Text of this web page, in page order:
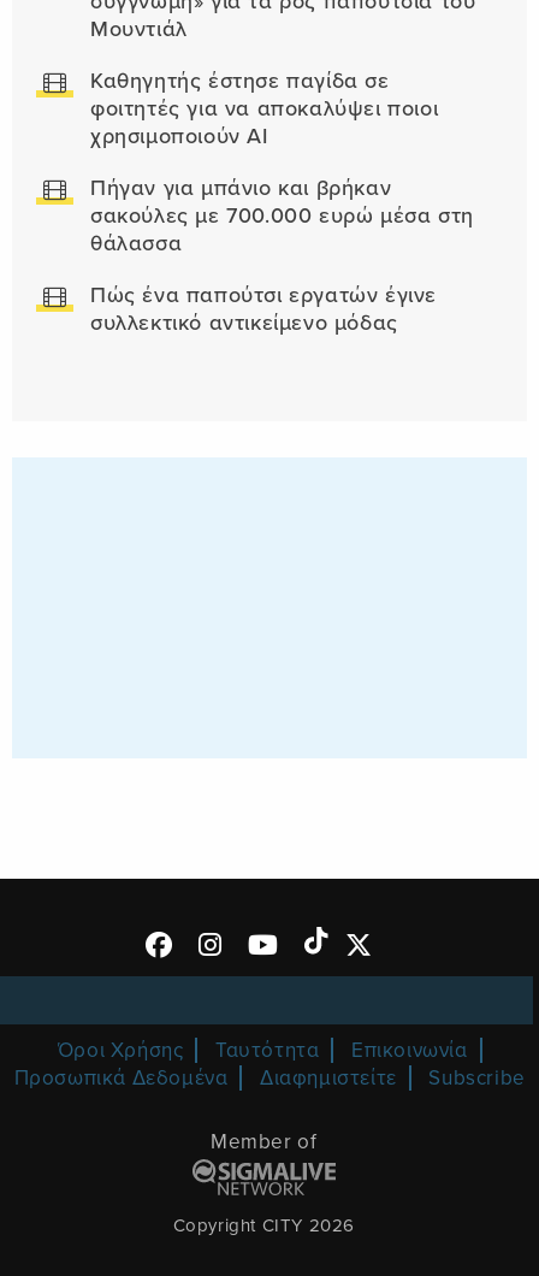
Μουντιάλ
Καθηγητής έστησε παγίδα σε
φοιτητές για να αποκαλύψει ποιοι
χρησιμοποιούν AI
Πήγαν για μπάνιο και βρήκαν
σακούλες με 700.000 ευρώ μέσα στη
θάλασσα
Πώς ένα παπούτσι εργατών έγινε
συλλεκτικό αντικείμενο μόδας
Όροι Χρήσης Ταυτότητα
Επικοινωνία
Προσωπικά Δεδομένα
Διαφημιστείτε Subscribe
Member of
Copyright CITY 2026